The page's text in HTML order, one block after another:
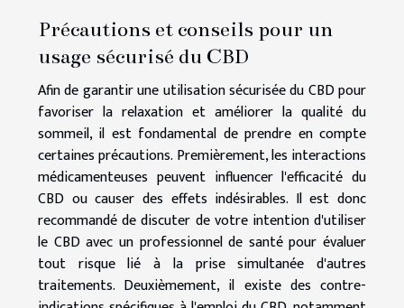
Précautions et conseils pour un
usage sécurisé du CBD
Afin de garantir une utilisation sécurisée du CBD pour
favoriser la relaxation et améliorer la qualité du
sommeil, il est fondamental de prendre en compte
certaines précautions. Premièrement, les interactions
médicamenteuses peuvent influencer l'efficacité du
CBD ou causer des effets indésirables. Il est donc
recommandé de discuter de votre intention d'utiliser
le CBD avec un professionnel de santé pour évaluer
tout risque lié à la prise simultanée d'autres
traitements. Deuxièmement, il existe des contre-